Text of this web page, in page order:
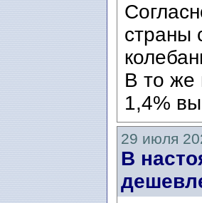
страны
В то же
1,4%
29 июля
В